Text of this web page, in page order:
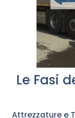
Le Fasi
Attrezzature e